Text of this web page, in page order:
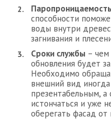
Паропроницаемость
способности
воды внутри
загнивания и
Сроки службы –
обновления будет
Необходимо
внешний вид иногда
презентабельным, а
истончаться и уже
оберегать фасад